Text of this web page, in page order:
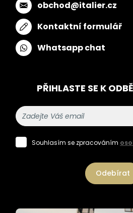
obchod@italier.cz
Kontaktní formulář
Whatsapp chat
PŘIHLASTE SE K
Souhlasím se zpracováním
Odebírat